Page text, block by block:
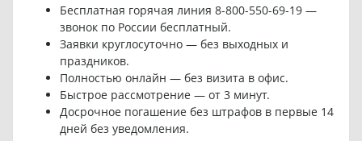
Бесплатная горячая линия 8-800-550-69-19 —
звонок по России бесплатный.
Заявки круглосуточно — без выходных и
праздников.
Полностью онлайн — без визита в офис.
Быстрое рассмотрение — от 3 минут.
Досрочное погашение без штрафов в первые 14
дней без уведомления.